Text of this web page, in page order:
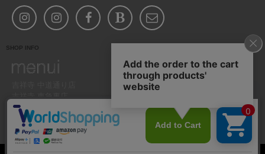
SHOP INFO
11am-19pm
お店案内
お問い合わせ(共通)